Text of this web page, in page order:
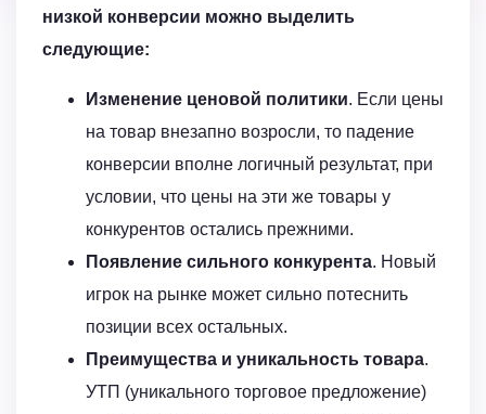
низкой конверсии можно выделить
следующие:
Изменение ценовой политики. Если цены
на товар внезапно возросли, то падение
конверсии вполне логичный результат, при
условии, что цены на эти же товары у
конкурентов остались прежними.
Появление сильного конкурента. Новый
игрок на рынке может сильно потеснить
позиции всех остальных.
Преимущества и уникальность товара.
УТП (уникального торговое предложение)